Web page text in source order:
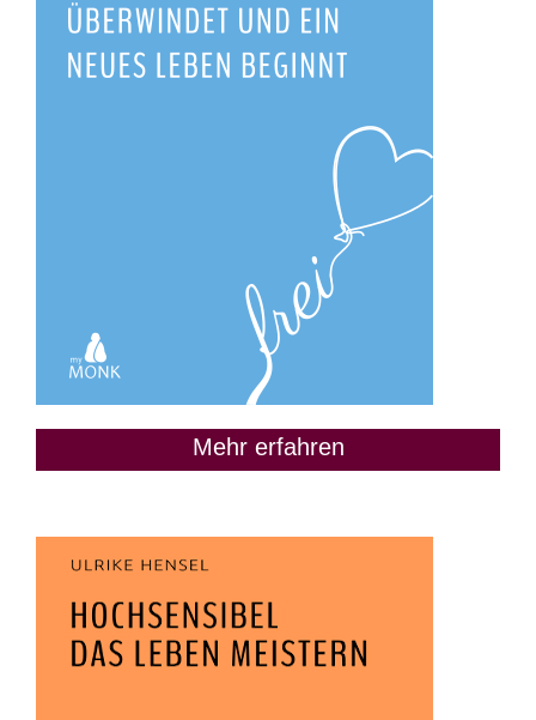
Mehr erfahren